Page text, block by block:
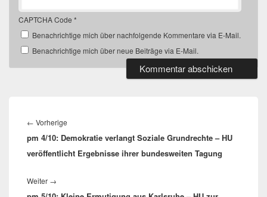
CAPTCHA Code *
Benachrichtige mich über nachfolgende Kommentare via E-Mail.
Benachrichtige mich über neue Beiträge via E-Mail.
← Vorherige
Beitrag:
pm 4/10: Demokratie verlangt Soziale Grundrechte – HU
veröffentlicht Ergebnisse ihrer bundesweiten Tagung
Weiter →